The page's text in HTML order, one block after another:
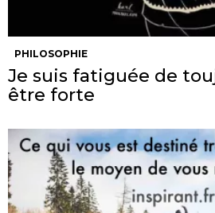
PHILOSOPHIE
Je suis fatiguée de
être forte